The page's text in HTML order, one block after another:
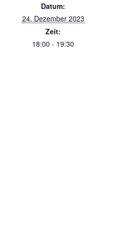
Datum:
24. Dezember 2023
Zeit:
18:00 - 19:30